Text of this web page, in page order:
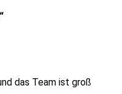
das Team ist groß